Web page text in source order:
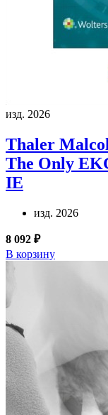
изд. 2026
Thaler
The Only
IE
изд. 2026
8 092 ₽
В корзину